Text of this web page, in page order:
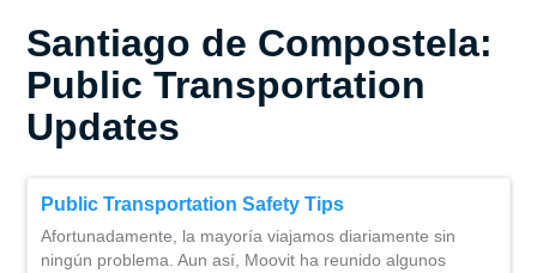
Santiago de Compostela:
Public Transportation
Updates
Public Transportation Safety Tips
Afortunadamente, la mayoría viajamos diariamente sin
ningún problema. Aun así, Moovit ha reunido algunos